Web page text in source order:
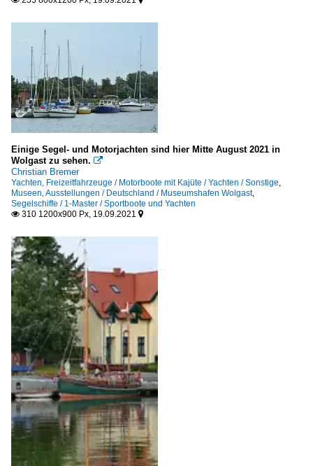
Einige Segel- und Motorjachten sind hier Mitte August 2021 in
Wolgast zu sehen. 
Christian Bremer
Yachten, Freizeitfahrzeuge / Motorboote mit Kajüte / Yachten / Sonstige,
Museen, Ausstellungen / Deutschland / Museumshafen Wolgast,
Segelschiffe / 1-Master / Sportboote und Yachten
 310 1200x900 Px, 19.09.2021 